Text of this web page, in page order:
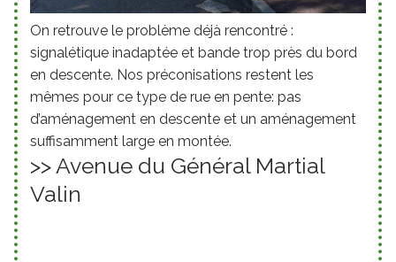
On retrouve le problème déjà rencontré :
signalétique inadaptée et bande trop près du bord
en descente. Nos préconisations restent les
mêmes pour ce type de rue en pente: pas
d’aménagement en descente et un aménagement
suffisamment large en montée.
>> Avenue du Général Martial
Valin